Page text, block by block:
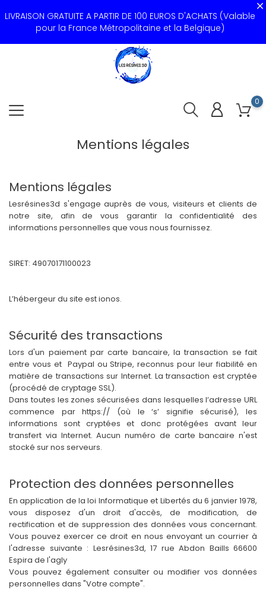
LIVRAISON GRATUITE A PARTIR DE 100 EUROS D'ACHATS (Valable
pour la France Métropolitaine et la Belgique)
0
Mentions légales
Mentions légales
Lesrésines3d s'engage auprès de vous, visiteurs et clients de
notre site, afin de vous garantir la confidentialité des
informations personnelles que vous nous fournissez.
SIRET: 49070171100023
L’hébergeur du site est ionos.
Sécurité des transactions
Lors d'un paiement par carte bancaire, la transaction se fait
entre vous et Paypal ou Stripe, reconnus pour leur fiabilité en
matière de transactions sur Internet. La transaction est cryptée
(procédé de cryptage SSL).
Dans toutes les zones sécurisées dans lesquelles l’adresse URL
commence par https:// (où le ‘s’ signifie sécurisé), les
informations sont cryptées et donc protégées avant leur
transfert via Internet. Aucun numéro de carte bancaire n'est
stocké sur nos serveurs.
Protection des données personnelles
En application de la loi Informatique et Libertés du 6 janvier 1978,
vous disposez d'un droit d'accès, de modification, de
rectification et de suppression des données vous concernant.
Vous pouvez exercer ce droit en nous envoyant un courrier à
l'adresse suivante : Lesrésines3d, 17 rue Abdon Baills 66600
Espira de l'agly
Vous pouvez également consulter ou modifier vos données
personnelles dans "Votre compte".